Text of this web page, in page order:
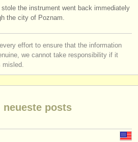
stole the instrument went back immediately
the city of Poznam.
effort to ensure that the information
we cannot take responsibility if it
misled.
neueste posts